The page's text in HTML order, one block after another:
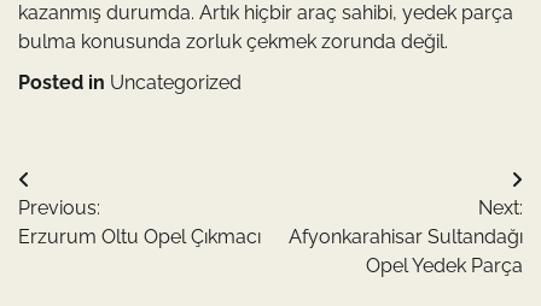
kazanmış durumda. Artık hiçbir araç sahibi, yedek parça
bulma konusunda zorluk çekmek zorunda değil.
Posted in Uncategorized
Yazı
gezinmesi
Previous:
Erzurum Oltu Opel Çıkmacı
Next:
Afyonkarahisar Sultandağı
Opel Yedek Parça